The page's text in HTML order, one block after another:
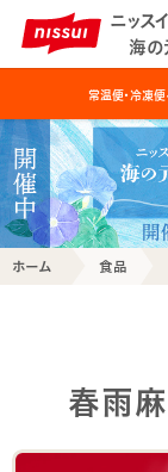
ニッス
海
常温便・冷凍
ホーム 食品
春雨